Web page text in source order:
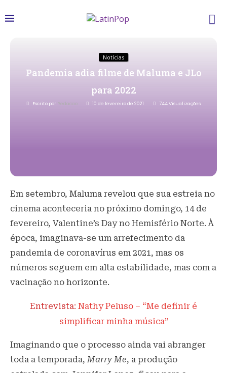
Notícias
Pandemia adia filme de Maluma e JLo
para 2022
Escrito por Redacao 10 de fevereiro de 2021 744Visualizações
Em setembro, Maluma revelou que sua estreia no
cinema aconteceria no próximo domingo, 14 de
fevereiro, Valentine’s Day no Hemisfério Norte. À
época, imaginava-se um arrefecimento da
pandemia de coronavírus em 2021, mas os
números seguem em alta estabilidade, mas com a
vacinação no horizonte.
Entrevista: Nathy Peluso – “Me definir é
simplificar minha música”
Imaginando que o processo ainda vai abranger
toda a temporada,Marry Me, a produção